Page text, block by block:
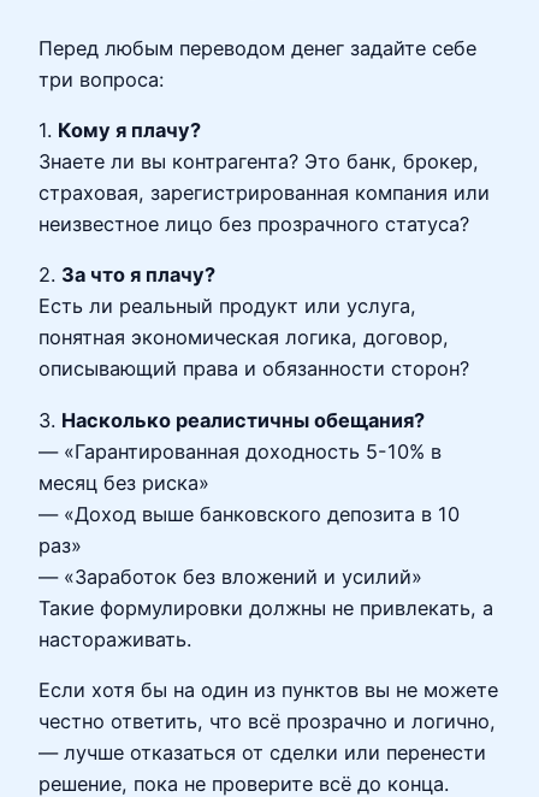
Перед любым переводом денег задайте себе
три вопроса:
1. Кому я плачу?
Знаете ли вы контрагента? Это банк, брокер,
страховая, зарегистрированная компания или
неизвестное лицо без прозрачного статуса?
2. За что я плачу?
Есть ли реальный продукт или услуга,
понятная экономическая логика, договор,
описывающий права и обязанности сторон?
3. Насколько реалистичны обещания?
— «Гарантированная доходность 5-10% в
месяц без риска»
— «Доход выше банковского депозита в 10
раз»
— «Заработок без вложений и усилий»
Такие формулировки должны не привлекать, а
настораживать.
Если хотя бы на один из пунктов вы не можете
честно ответить, что всё прозрачно и логично,
— лучше отказаться от сделки или перенести
решение, пока не проверите всё до конца.